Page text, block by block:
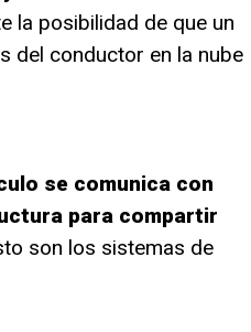
la posibilidad de que un
del conductor en la nube
se comunica con
para compartir
son los sistemas de